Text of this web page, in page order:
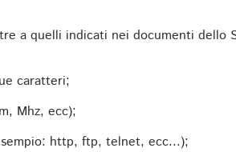
a quelli indicati nei documenti dello
caratteri;
Mhz, ecc);
http, ftp, telnet, ecc...);